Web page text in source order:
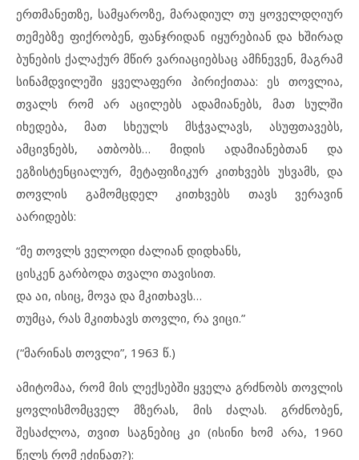
ერთმანეთზე, სამყაროზე, მარადიულ თუ ყოველდღიურ
თემებზე ფიქრობენ, ფანჯრიდან იყურებიან და ხშირად
ბუნების ქალაქურ მწირ ვარიაციებსაც ამჩნევენ, მაგრამ
სინამდვილეში ყველაფერი პირიქითაა: ეს თოვლია,
თვალს რომ არ აცილებს ადამიანებს, მათ სულში
იხედება, მათ სხეულს მსჭვალავს, ასუფთავებს,
ამცივნებს, ათბობს… მიდის ადამიანებთან და
ეგზისტენციალურ, მეტაფიზიკურ კითხვებს უსვამს, და
თოვლის გამომცდელ კითხვებს თავს ვერავინ
აარიდებს:
“მე თოვლს ველოდი ძალიან დიდხანს,
ცისკენ გარბოდა თვალი თავისით.
და აი, ისიც, მოვა და მკითხავს…
თუმცა, რას მკითხავს თოვლი, რა ვიცი.”
(“მარინას თოვლი”, 1963 წ.)
ამიტომაა, რომ მის ლექსებში ყველა გრძნობს თოვლის
ყოვლისმომცველ მზერას, მის ძალას. გრძნობენ,
შესაძლოა, თვით საგნებიც კი (ისინი ხომ არა, 1960
წელს რომ ეძინათ?):